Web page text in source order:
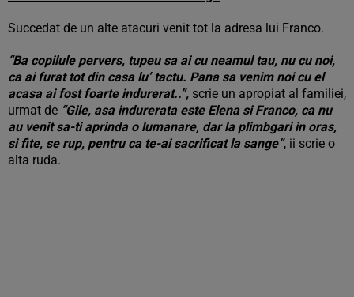
Succedat de un alte atacuri venit tot la adresa lui Franco.
“Ba copilule pervers, tupeu sa ai cu neamul tau, nu cu noi,
ca ai furat tot din casa lu’ tactu. Pana sa venim noi cu el
acasa ai fost foarte indurerat..”, scrie un apropiat al familiei,
urmat de “Gile, asa indurerata este Elena si Franco, ca nu
au venit sa-ti aprinda o lumanare, dar la plimbgari in oras,
si fite, se rup, pentru ca te-ai sacrificat la sange”, ii scrie o
alta ruda.